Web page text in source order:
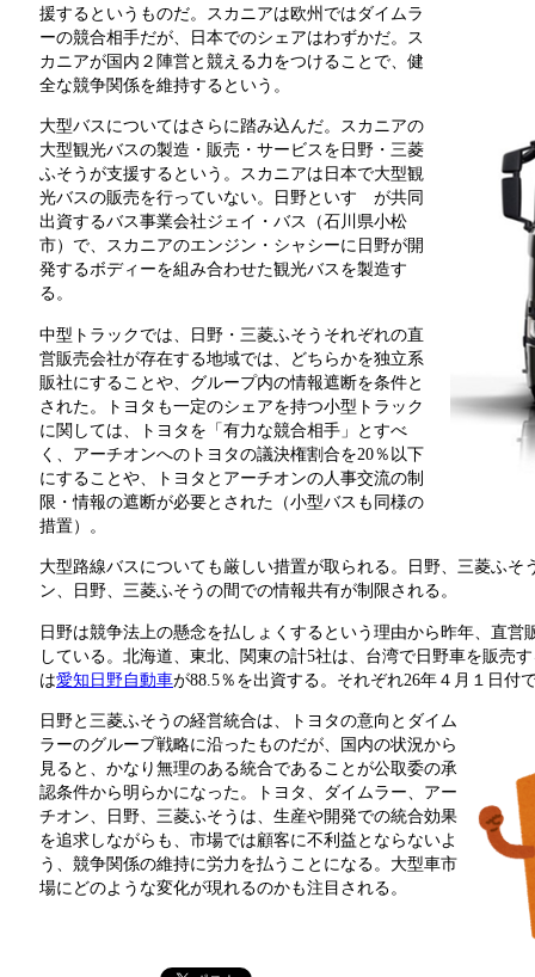
援するというものだ。スカニアは欧州ではダイムラ
ーの競合相手だが、日本でのシェアはわずかだ。ス
カニアが国内２陣営と競える力をつけることで、健
全な競争関係を維持するという。
大型バスについてはさらに踏み込んだ。スカニアの
大型観光バスの製造・販売・サービスを日野・三菱
ふそうが支援するという。スカニアは日本で大型観
光バスの販売を行っていない。日野といすゞが共同
出資するバス事業会社ジェイ・バス（石川県小松
市）で、スカニアのエンジン・シャシーに日野が開
発するボディーを組み合わせた観光バスを製造す
る。
中型トラックでは、日野・三菱ふそうそれぞれの直
営販売会社が存在する地域では、どちらかを独立系
販社にすることや、グループ内の情報遮断を条件と
された。トヨタも一定のシェアを持つ小型トラック
に関しては、トヨタを「有力な競合相手」とすべ
く、アーチオンへのトヨタの議決権割合を20％以下
にすることや、トヨタとアーチオンの人事交流の制
限・情報の遮断が必要とされた（小型バスも同様の
措置）。
大型路線バスについても厳しい措置が取られる。日野、三菱ふそ
ン、日野、三菱ふそうの間での情報共有が制限される。
日野は競争法上の懸念を払しょくするという理由から昨年、直
している。北海道、東北、関東の計5社は、台湾で日野車を販売
は愛知日野自動車が88.5％を出資する。それぞれ26年４月１日付
日野と三菱ふそうの経営統合は、トヨタの意向とダイム
ラーのグループ戦略に沿ったものだが、国内の状況から
見ると、かなり無理のある統合であることが公取委の承
認条件から明らかになった。トヨタ、ダイムラー、アー
チオン、日野、三菱ふそうは、生産や開発での統合効果
を追求しながらも、市場では顧客に不利益とならないよ
う、競争関係の維持に労力を払うことになる。大型車市
場にどのような変化が現れるのかも注目される。